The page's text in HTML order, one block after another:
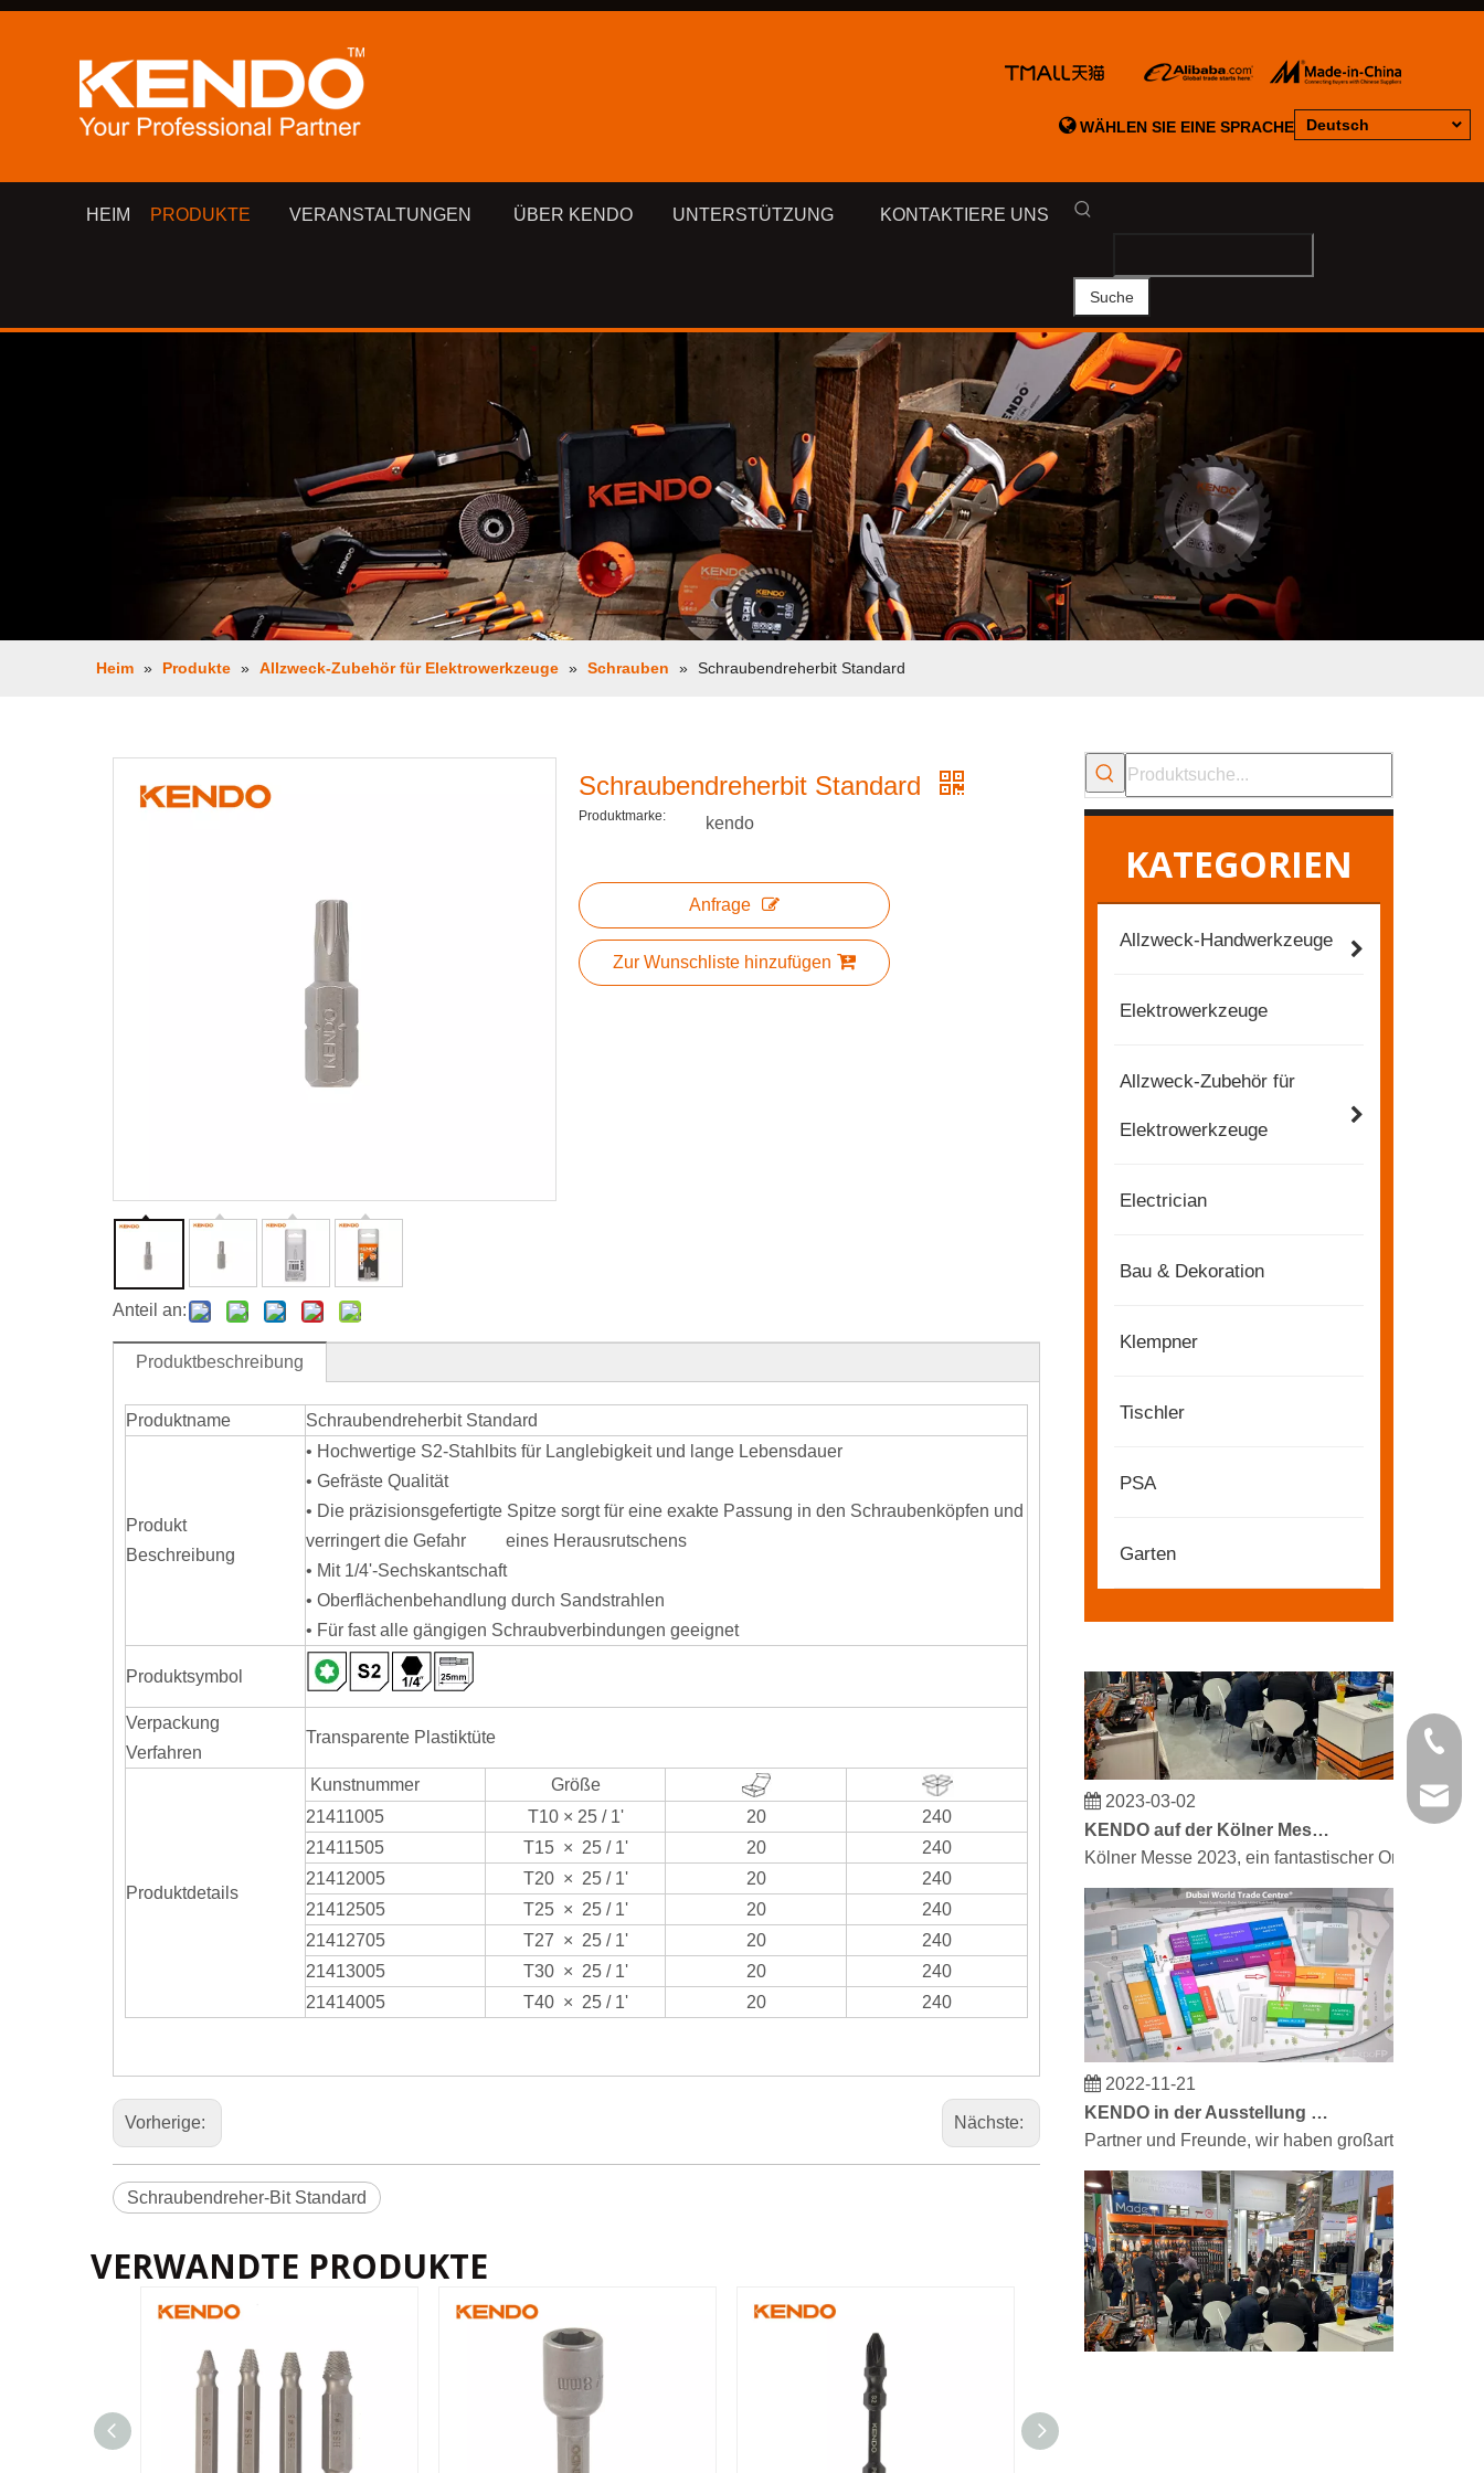
WÄHLEN SIE EINE SPRACHE Deutsch
HEIM PRODUKTE VERANSTALTUNGEN ÜBER KENDO UNTERSTÜTZUNG KONTAKTIERE UNS
Suche
Heim » Produkte » Allzweck-Zubehör für Elektrowerkzeuge » Schrauben » Schraubendreherbit Standard
Anteil an:
Schraubendreherbit Standard
Produktmarke: kendo
Anfrage
Zur Wunschliste hinzufügen
Produktbeschreibung
Produktname Schraubendreherbit Standard
Produkt
Beschreibung
• Hochwertige S2-Stahlbits für Langlebigkeit und lange Lebensdauer
• Gefräste Qualität
• Die präzisionsgefertigte Spitze sorgt für eine exakte Passung in den Schraubenköpfen und
verringert die Gefahr eines Herausrutschens
• Mit 1/4'-Sechskantschaft
• Oberflächenbehandlung durch Sandstrahlen
• Für fast alle gängigen Schraubverbindungen geeignet
Produktsymbol
Verpackung
Verfahren
Transparente Plastiktüte
Produktdetails
Kunstnummer
Größe
21411005
T10 × 25 / 1' 20
240
21411505
T15 × 25 / 1' 20
240
21412005
T20 × 25 / 1' 20
240
21412505
T25 × 25 / 1' 20
240
21412705
T27 × 25 / 1' 20
240
21413005
T30 × 25 / 1' 20
240
21414005
T40 × 25 / 1' 20 240
Vorherige: Nächste:
Schraubendreher-Bit Standard
VERWANDTE PRODUKTE
KATEGORIEN
Allzweck-Handwerkzeuge
Elektrowerkzeuge
Allzweck-Zubehör für
Elektrowerkzeuge
Electrician
Bau & Dekoration
Klempner
Tischler
PSA
Garten
Partner und Freunde, wir haben großartige
+86 21